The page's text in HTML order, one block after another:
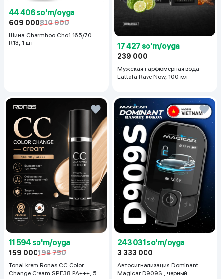
44 406 so'm/oyga
609 000810 000
Шина Charmhoo Cho1 165/70
R13, 1 шт
17 427 so'm/oyga
239 000
Мужская парфюмерная вода
Lattafa Rave Now, 100 мл
11 594 so'm/oyga
159 000198 750
Tonal krem Ronas CC Color
Change Cream SPF38 PA+++, 50
243 031 so'm/oyga
3 333 000
Автосигнализация Dominant
Magicar D909S , черный